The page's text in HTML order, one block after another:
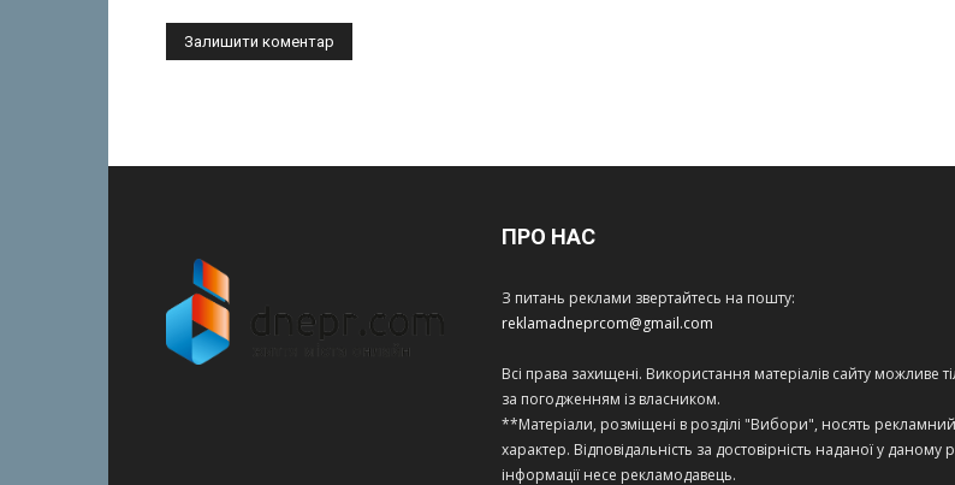
ПРО НАС
З питань реклами звертайтесь на пошту:
reklamadneprcom@gmail.com
Всі права захищені. Використання матеріалів сайту можливе
за погодженням із власником.
**Матеріали, розміщені в розділі "Вибори", носять рекламний
характер. Відповідальність за достовірність наданої у даному
інформації несе рекламодавець.